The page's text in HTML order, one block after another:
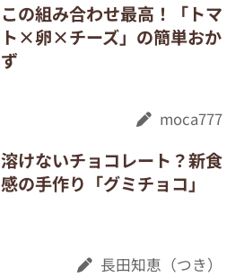
この組み合わせ最高！「トマ
ト×卵×チーズ」の簡単おか
ず
moca777
溶けないチョコレート？新食
感の手作り「グミチョコ」
長田知恵（つき）